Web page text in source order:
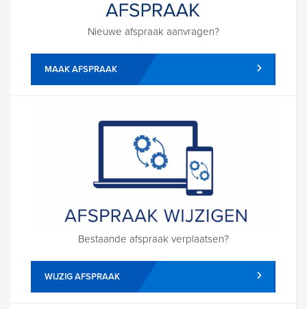
Nieuwe afspraak aanvragen?
MAAK AFSPRAAK
Bestaande afspraak verplaatsen?
WIJZIG AFSPRAAK